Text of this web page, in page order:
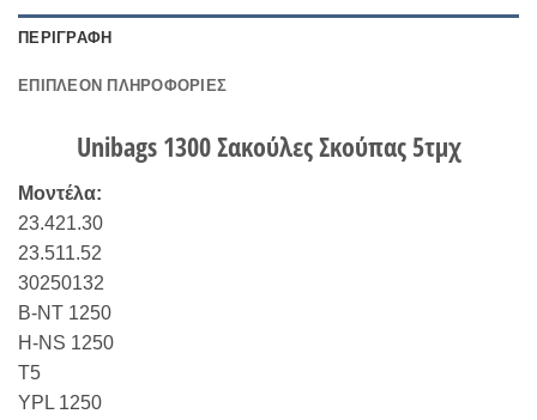
ΠΕΡΙΓΡΑΦΉ
ΕΠΙΠΛΈΟΝ ΠΛΗΡΟΦΟΡΊΕΣ
Unibags 1300 Σακούλες Σκούπας 5τμχ
Μοντέλα:
23.421.30
23.511.52
30250132
B-NT 1250
H-NS 1250
T5
YPL 1250